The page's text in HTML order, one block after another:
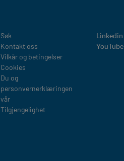
Legal
Søk
Kontakt oss
Vilkår og betingelser
Cookies
Du og
personvernerklæringen
vår
Tilgjengelighet
Linkedin
YouTube